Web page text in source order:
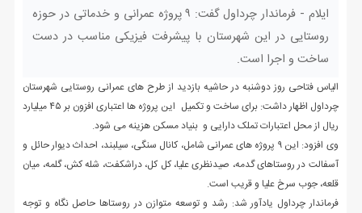
ایلام - فرماندار چرداول گفت: ۹ پروژه عمرانی و خدماتی در حوزه
روستایی در این شهرستان با پیشرفت فیزیکی مناسب در دست
ساخت و اجرا است.
الیاس فتاحی روز دوشنبه در حاشیه بازدید از طرح های عمرانی روستایی شهرستان
چرداول اظهار داشت: برای ساخت و تکمیل این پروژه ها اعتباری افزون بر ۴۵ میلیارد
ریال از محل اعتبارات تملک دارایی و بنیاد مسکن هزینه می شود.
وی افزود: این ۹ پروژه های عمرانی شامل، کانال سنگی، سیلبند، احداث دیوار حائل و
آسفالت در روستاهای گدمه، صیدنظری علیا، کل کل، دراشکفت، شله کش، گلمه، میان
قلعه، جوب سرخ علیا و قریب است.
فرماندار چرداول یادآور شد: رشد و توسعه متوازن در روستاها حاصل نگاه و توجه